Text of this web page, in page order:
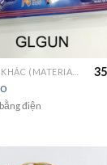
điện